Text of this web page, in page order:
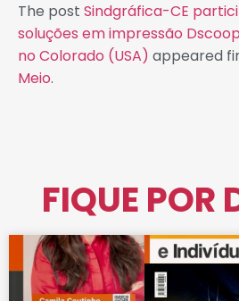
The post Sindgráfica-CE
soluções em impressão
no Colorado (USA) appeared
Meio.
FIQUE POR